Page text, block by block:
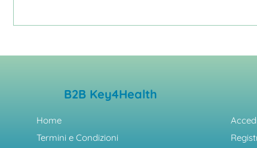
B2B Key4Health
Home
Termini e Condizioni